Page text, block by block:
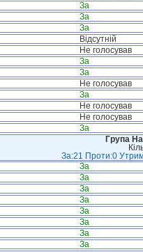
За
За
За
Відсутній
Не голосував
За
За
Не голосував
За
Не голосував
Не голосував
За
Група
За:21 Проти:0
За
За
За
За
За
За
За
За